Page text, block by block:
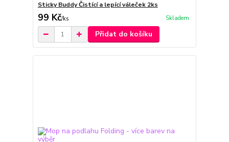
Sticky Buddy Čistící a lepící váleček 2ks
99 Kč/ks Skladem
Přidat do košíku